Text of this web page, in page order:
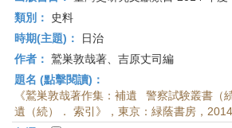
史
研
究
所-
類別：
史料
時期(主題)：
日治
作者： 鷲巣敦哉著、吉原丈司編
題名 (點擊閱讀)：
《鷲巣敦哉著作集：補遺 警察試験叢書（
遺（続）． 索引》，東京：緑蔭書房，2014